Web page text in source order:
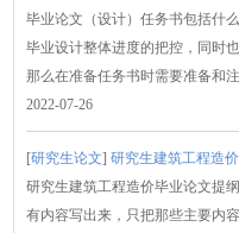
毕业论文（设计）任务书包括什
毕业设计整体进度的把控，同时
那么在准备任务书时需要准备和注
2022-07-26
[研究生论文]研究生建筑工程造
研究生建筑工程造价毕业论文提
有内容写出来，只把那些主要内